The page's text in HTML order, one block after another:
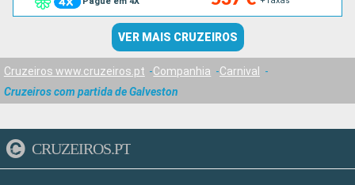
VER MAIS CRUZEIROS
Cruzeiros www.cruzeiros.pt Companhia
Carnival
Cruzeiros com partida de Galveston
CRUZEIROS.PT